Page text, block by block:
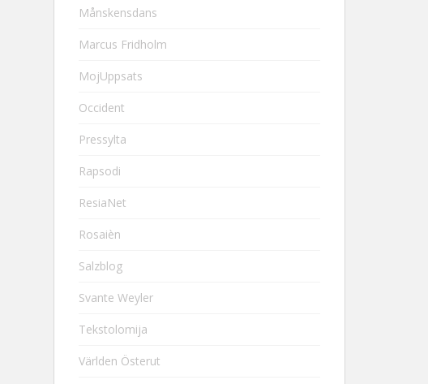
Månskensdans
Marcus Fridholm
MojUppsats
Occident
Pressylta
Rapsodi
ResiaNet
Rosaièn
Salzblog
Svante Weyler
Tekstolomija
Världen Österut